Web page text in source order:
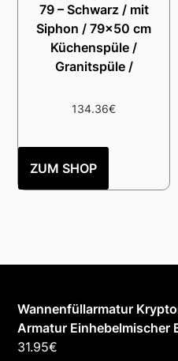
79 – Schwarz / mit
Siphon / 79×50 cm
Küchenspüle /
Granitspüle /
134.36€
ZUM SHOP
Wannenfüllarmatur
Armatur Einhebelmischer
31.95€